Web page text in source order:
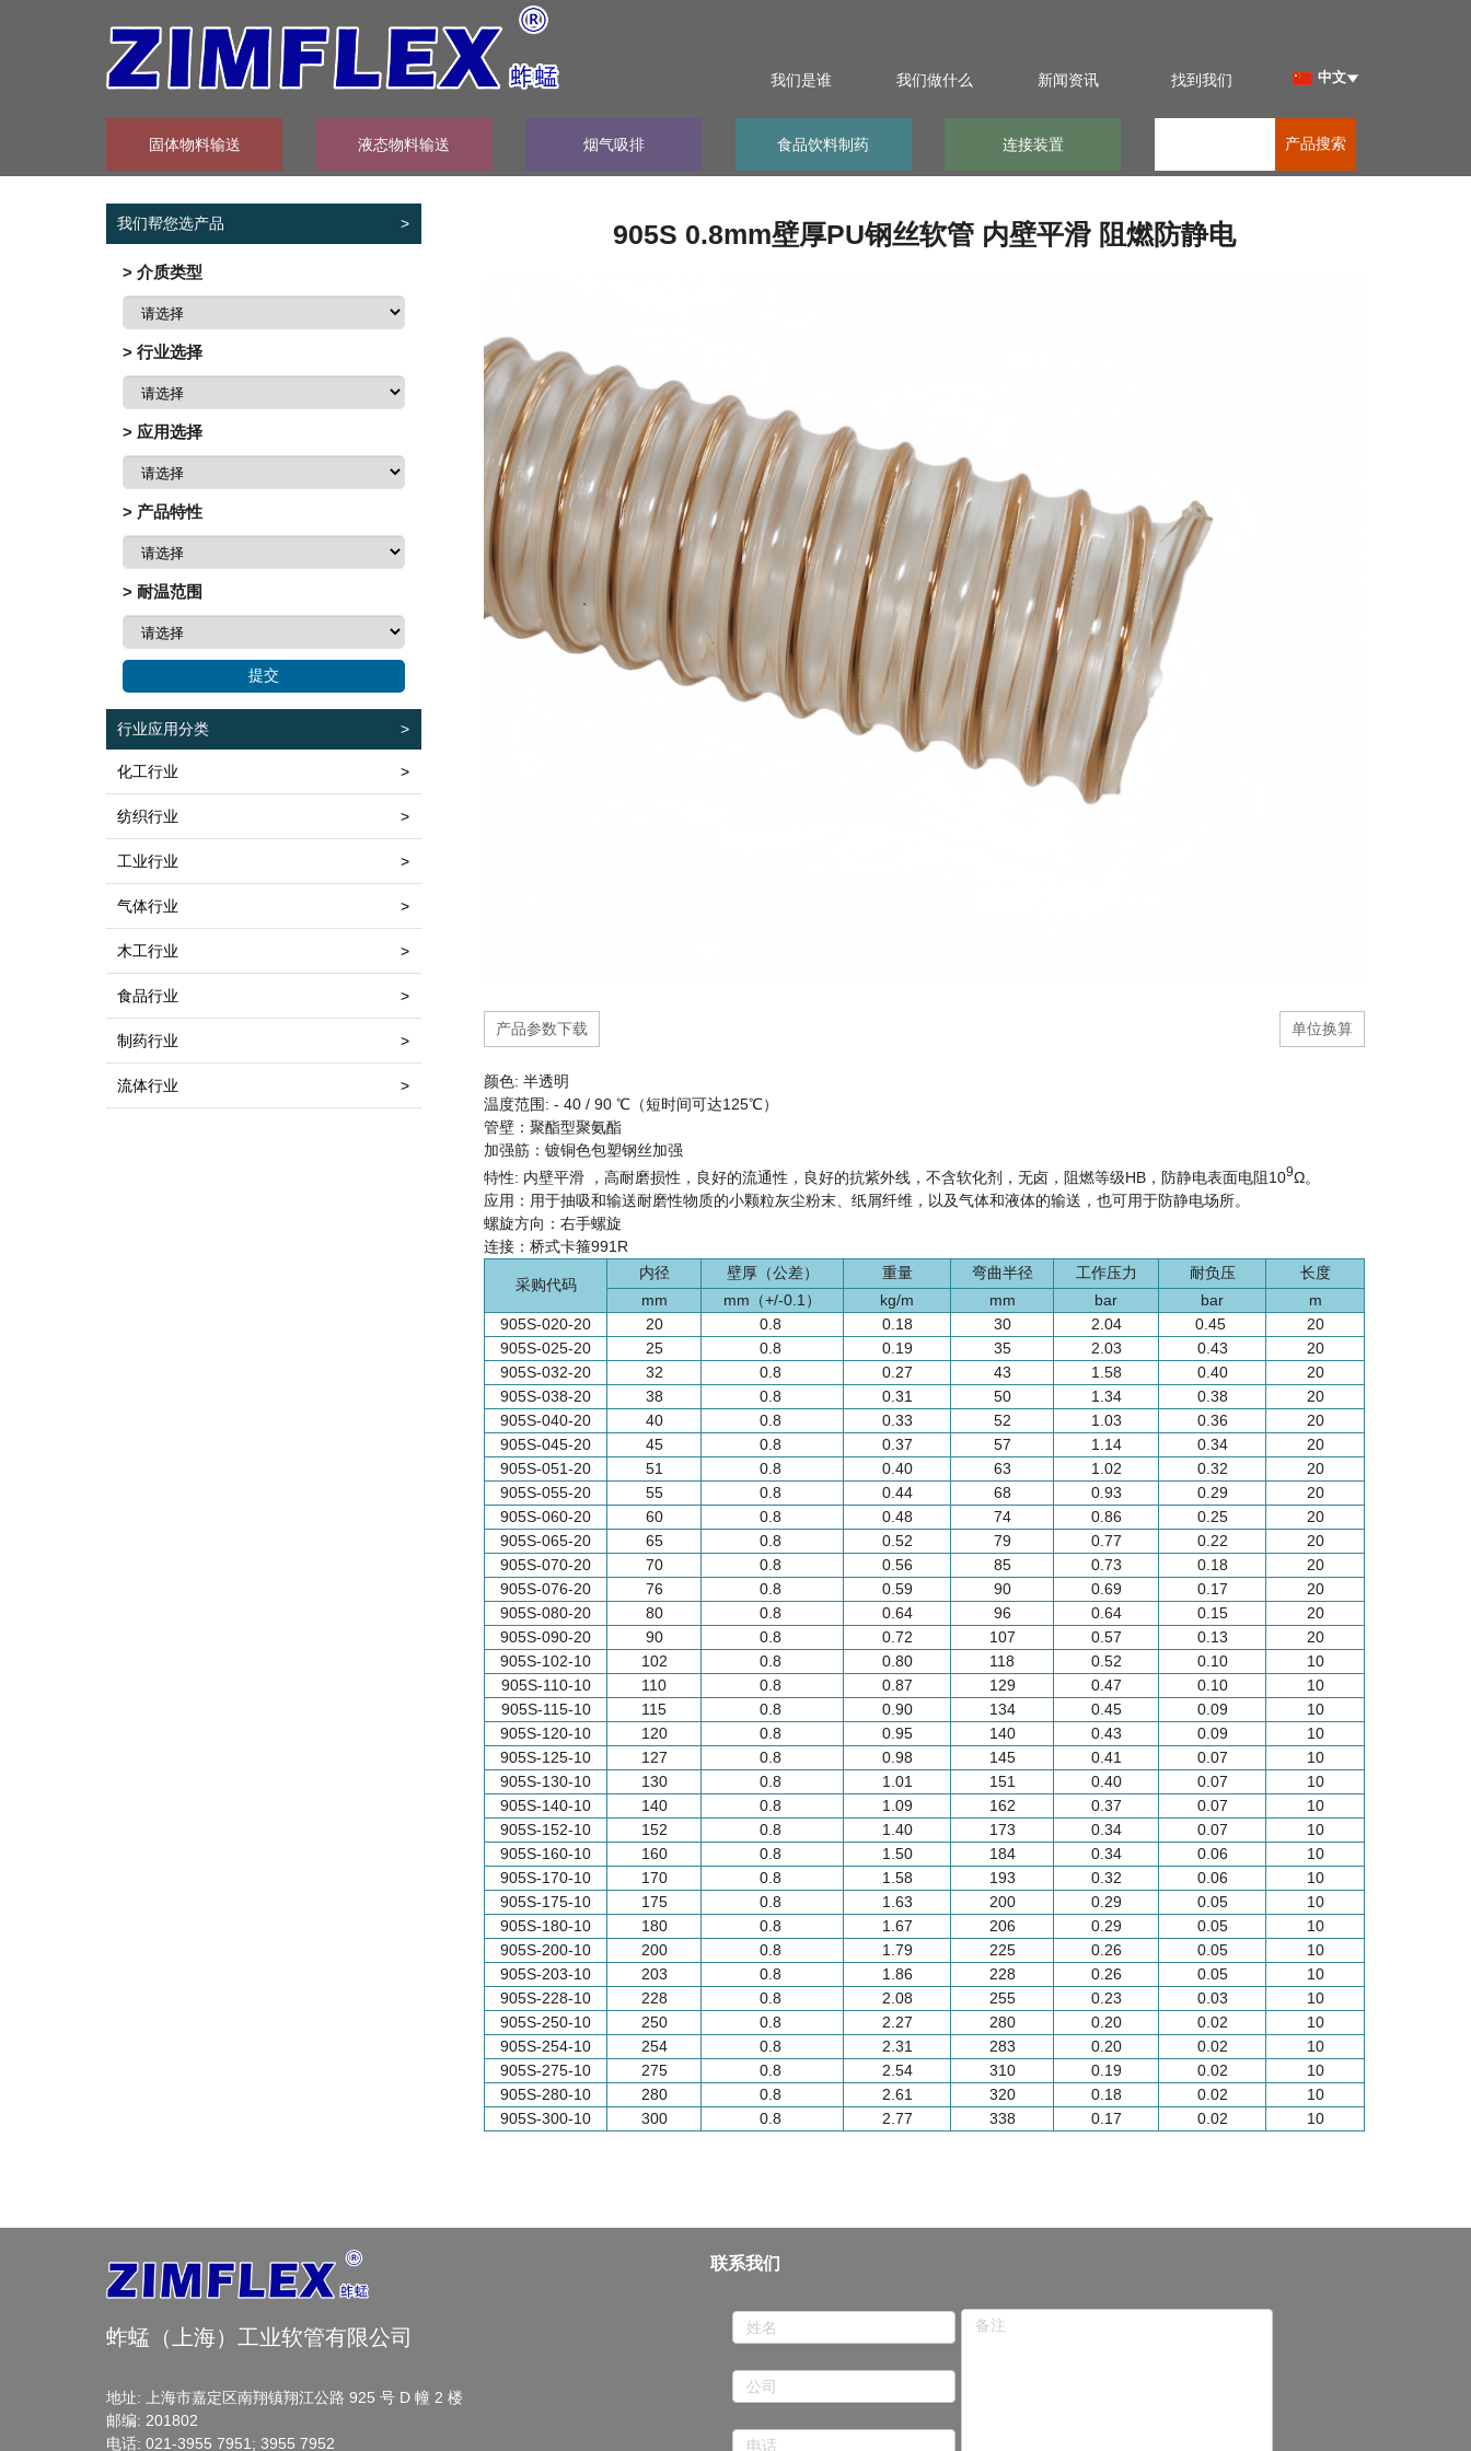
中文
我们是谁 我们做什么 新闻资讯 找到我们
固体物料输送 液态物料输送 烟气吸排 食品饮料制药 连接装置 产品搜索
我们帮您选产品 >
> 介质类型
> 行业选择
> 应用选择
> 产品特性
> 耐温范围
行业应用分类 >
化工行业 >
纺织行业 >
工业行业 >
气体行业 >
木工行业 >
食品行业 >
制药行业 >
流体行业 >
905S 0.8mm壁厚PU钢丝软管 内壁平滑 阻燃防静电
产品参数下载 单位换算
颜色: 半透明
温度范围: - 40 / 90 ℃（短时间可达125℃）
管壁：聚酯型聚氨酯
加强筋：镀铜色包塑钢丝加强
特性: 内壁平滑 ， 高耐磨损性， 良好的流通性， 良好的抗紫外线， 不含软化剂，无卤， 阻燃等级HB， 防静电表面电阻109Ω。
应用：用于抽吸和输送耐磨性物质的小颗粒灰尘粉末、纸屑纤维，以及气体和液体的输送，也可用于防静电场所。
螺旋方向：右手螺旋
连接：桥式卡箍991R
采购代码
内径 壁厚（公差） 重量 弯曲半径 工作压力 耐负压
长度
mm
mm（+/-0.1） kg/m mm bar bar
m
905S-020-20
20 0.8 0.18 30 2.04 0.45
20
905S-025-20
25 0.8 0.19 35 2.03 0.43
20
905S-032-20
32 0.8 0.27 43 1.58 0.40
20
905S-038-20
38 0.8 0.31 50 1.34 0.38
20
905S-040-20
40 0.8 0.33 52 1.03 0.36
20
905S-045-20
45 0.8 0.37 57 1.14 0.34
20
905S-051-20
51 0.8 0.40 63 1.02 0.32
20
905S-055-20
55 0.8 0.44 68 0.93 0.29
20
905S-060-20
60 0.8 0.48 74 0.86 0.25
20
905S-065-20
65 0.8 0.52 79 0.77 0.22
20
905S-070-20
70 0.8 0.56 85 0.73 0.18
20
905S-076-20
76 0.8 0.59 90 0.69 0.17
20
905S-080-20
80 0.8 0.64 96 0.64 0.15
20
905S-090-20
90 0.8 0.72 107 0.57 0.13
20
905S-102-10
102 0.8 0.80 118 0.52 0.10
10
905S-110-10
110 0.8 0.87 129 0.47 0.10
10
905S-115-10
115 0.8 0.90 134 0.45 0.09
10
905S-120-10
120 0.8 0.95 140 0.43 0.09
10
905S-125-10
127 0.8 0.98 145 0.41 0.07
10
905S-130-10
130 0.8 1.01 151 0.40 0.07
10
905S-140-10
140 0.8 1.09 162 0.37 0.07
10
905S-152-10
152 0.8 1.40 173 0.34 0.07
10
905S-160-10
160 0.8 1.50 184 0.34 0.06
10
905S-170-10
170 0.8 1.58 193 0.32 0.06
10
905S-175-10
175 0.8 1.63 200 0.29 0.05
10
905S-180-10
180 0.8 1.67 206 0.29 0.05
10
905S-200-10
200 0.8 1.79 225 0.26 0.05
10
905S-203-10
203 0.8 1.86 228 0.26 0.05
10
905S-228-10
228 0.8 2.08 255 0.23 0.03
10
905S-250-10
250 0.8 2.27 280 0.20 0.02
10
905S-254-10
254 0.8 2.31 283 0.20 0.02
10
905S-275-10
275 0.8 2.54 310 0.19 0.02
10
905S-280-10
280 0.8 2.61 320 0.18 0.02
10
905S-300-10
300 0.8 2.77 338 0.17 0.02 10
蚱蜢（上海）工业软管有限公司
地址: 上海市嘉定区南翔镇翔江公路 925 号 D 幢 2 楼
邮编: 201802
电话: 021-3955 7951; 3955 7952
联系我们